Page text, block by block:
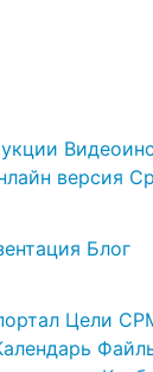
версия
Блог
Цели